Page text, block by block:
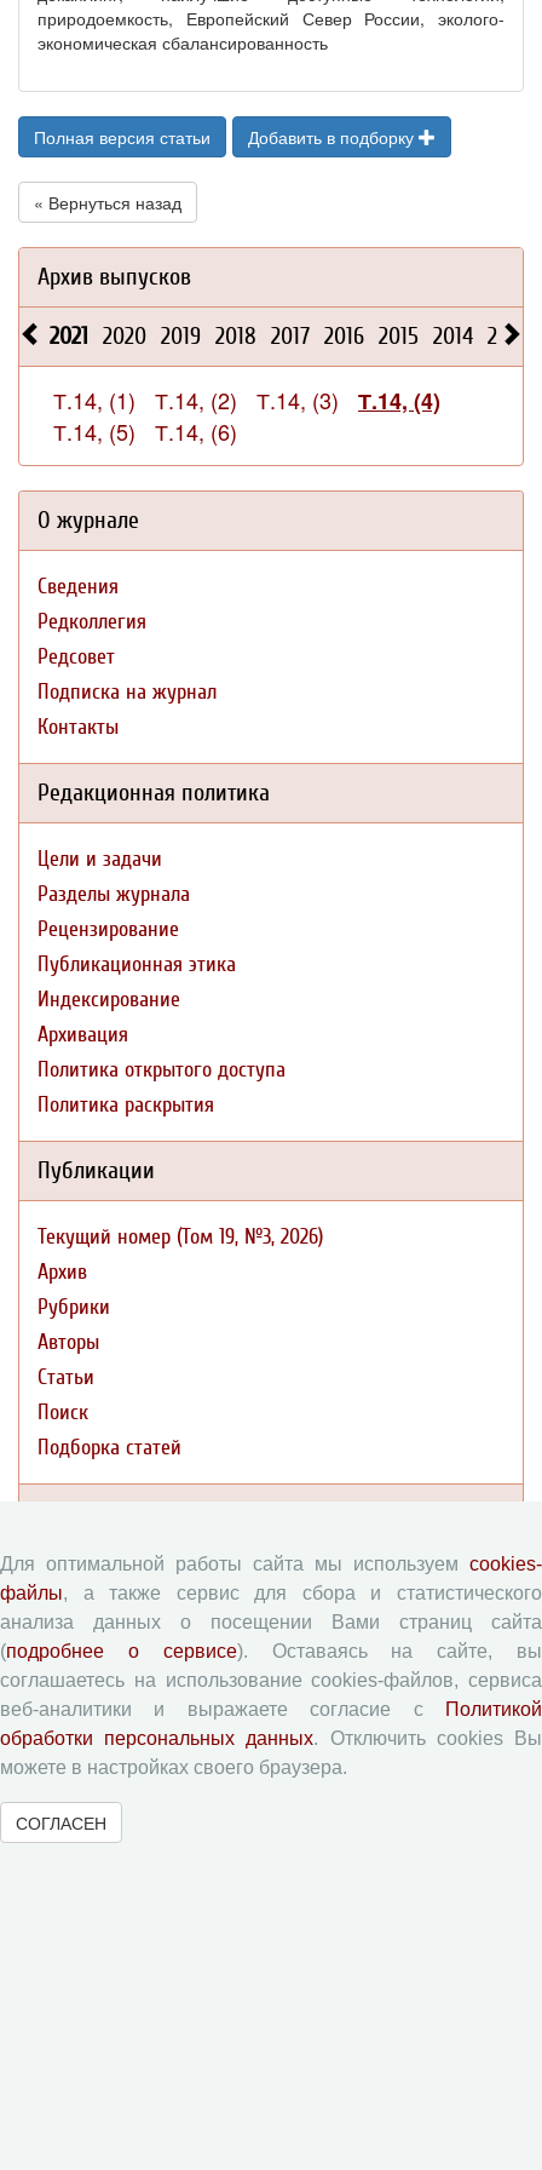
природоемкость, Европейский Север России, эколого-
экономическая сбалансированность
Полная версия статьи Добавить в подборку
« Вернуться назад
Архив выпусков
2021 2020 2019 2018 2017 2016 2015 2014 2013
Т.14, (1) Т.14, (2) Т.14, (3)
Т.14, (4)
Т.14, (5)
Т.14, (6)
О журнале
Сведения
Редколлегия
Редсовет
Подписка на журнал
Контакты
Редакционная политика
Цели и задачи
Разделы журнала
Рецензирование
Публикационная этика
Индексирование
Архивация
Политика открытого доступа
Политика раскрытия
Публикации
Текущий номер (Том 19, №3, 2026)
Архив
Рубрики
Авторы
Статьи
Поиск
Подборка статей
Правила для авторов
Типовой лицензионный договор
Согласие на обработку персональных данных
Авторские права
Приватность
Рецензентам
Для оптимальной работы сайта мы используем cookies-
файлы, а также сервис для сбора и статистического
анализа данных о посещении Вами страниц сайта
(подробнее о сервисе). Оставаясь на сайте, вы
соглашаетесь на использование cookies-файлов, сервиса
веб-аналитики и выражаете согласие с
Политикой
обработки персональных данных. Отключить cookies Вы
можете в настройках своего браузера.
СОГЛАСЕН